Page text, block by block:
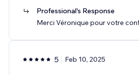
Professional's Response
Merci Véronique pour votre
5 Feb 10, 2025